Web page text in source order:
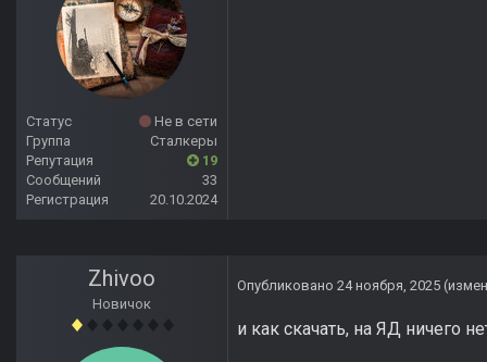
Статус
Не в сети
Группа
Сталкеры
Репутация
19
Сообщений
33
Регистрация
20.10.2024
Zhivoo
Новичок
Опубликовано 24 ноября, 2025
и как скачать, на ЯД ничего